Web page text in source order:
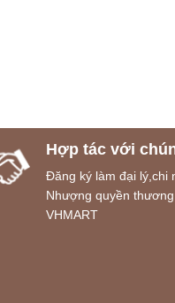
Hợp tác với
Đăng ký làm đại lý,chi
Nhượng quyền
VHMART